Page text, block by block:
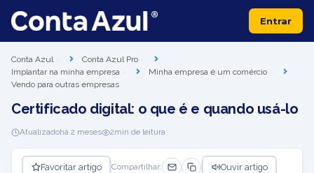
Entrar
Conta Azul
Conta Azul Pro
Implantar na minha empresa
Minha empresa é um comércio
Vendo para outras empresas
Certificado digital: o que é e quando usá-lo
Atualizadohá 2 meses 2min de leitura
Favoritar artigo Compartilhar: Ouvir artigo